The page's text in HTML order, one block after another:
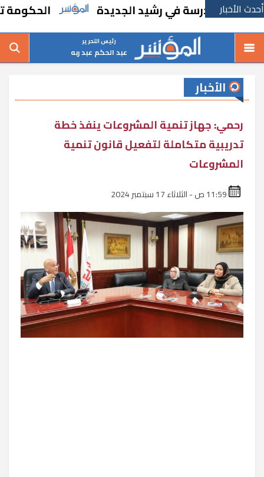
أحدث الأخبار
مدرسة في رشيد الجديدة الحكومة تقر
رئيس التحرير
عبد الحكم عبد ربه
الأخبار
رحمي: جهاز تنمية المشروعات ينفذ خطة
تدريبية متكاملة لتفعيل قانون تنمية
المشروعات